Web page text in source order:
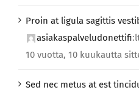
Proin at ligula sagittis
asiakaspalveludonettifi
10 vuotta, 10 kuukautta
Sed nec metus at est